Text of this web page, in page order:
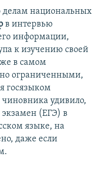
национальных
в интервью
информации,
к изучению своей
в самом
ограниченными,
госязыком
удивило,
(ЕГЭ) в
языке, на
даже если